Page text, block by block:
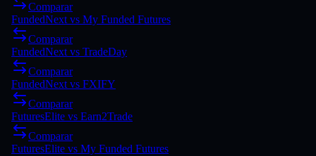
Comparar
FundedNext vs My Funded Futures
Comparar
FundedNext vs TradeDay
Comparar
FundedNext vs FXIFY
Comparar
FuturesElite vs Earn2Trade
Comparar
FuturesElite vs My Funded Futures